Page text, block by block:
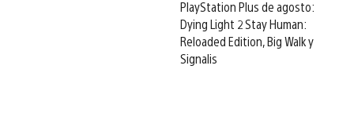
PlayStation Plus de agosto:
Dying Light 2 Stay Human:
Reloaded Edition, Big Walk y
Signalis